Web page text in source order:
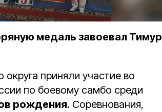
медаль завоевал Тимур
приняли участие во
по боевому самбо среди
рождения. Соревнования,